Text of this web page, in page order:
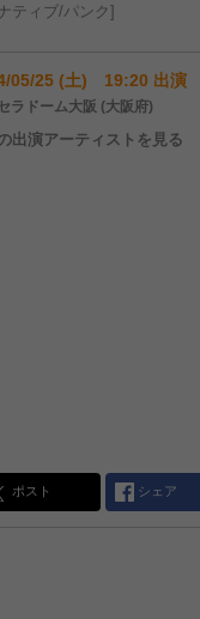
ティブ/パンク
05/25 (土) 19:20 出演
ラドーム大阪 (大阪府)
出演アーティストを見る
ポスト シェア